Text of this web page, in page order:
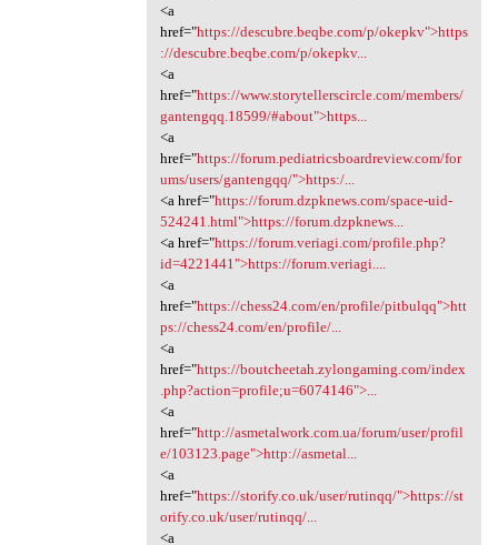
<a
href="https://descubre.beqbe.com/p/okepkv">https
://descubre.beqbe.com/p/okepkv...
<a
href="https://www.storytellerscircle.com/members/
gantengqq.18599/#about">https...
<a
href="https://forum.pediatricsboardreview.com/for
ums/users/gantengqq/">https:/...
<a href="https://forum.dzpknews.com/space-uid-
524241.html">https://forum.dzpknews...
<a href="https://forum.veriagi.com/profile.php?
id=4221441">https://forum.veriagi....
<a
href="https://chess24.com/en/profile/pitbulqq">htt
ps://chess24.com/en/profile/...
<a
href="https://boutcheetah.zylongaming.com/index
.php?action=profile;u=6074146">...
<a
href="http://asmetalwork.com.ua/forum/user/profil
e/103123.page">http://asmetal...
<a
href="https://storify.co.uk/user/rutinqq/">https://st
orify.co.uk/user/rutinqq/...
<a